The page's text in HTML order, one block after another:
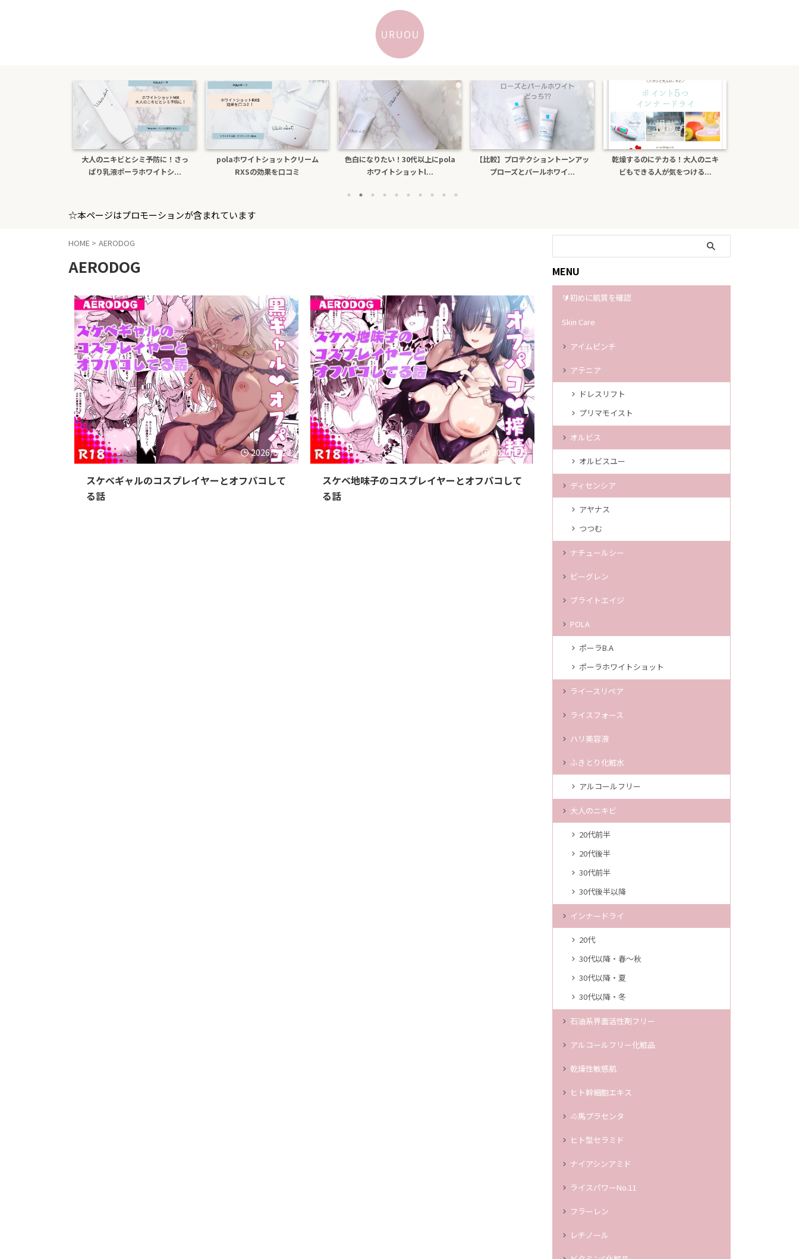
大人のニキビとシミ予防に！さっ
ぱり乳液ポーラホワイトシ...
polaホワイトショットクリーム
RXSの効果を口コミ
色白になりたい！30代以上にpola
ホワイトショットl...
【比較】プロテクショントーンアッ
プローズとパールホワイ...
乾燥するのにテカる！大人のニキ
ビもできる人が気をつける...
☆本ページはプロモーションが含まれています
HOME > AERODOG
AERODOG
2026/5/22
スケベギャルのコスプレイヤーとオフパコして
る話
2026/1/5
スケベ地味子のコスプレイヤーとオフパコして
る話
MENU
🔰初めに肌質を確認
Skin Care
アイムピンチ
アテニア
ドレスリフト
プリマモイスト
オルビス
オルビスユー
ディセンシア
アヤナス
つつむ
ナチュールシー
ビーグレン
ブライトエイジ
POLA
ポーラB.A
ポーラホワイトショット
ライースリペア
ライスフォース
ハリ美容液
ふきとり化粧水
アルコールフリー
大人のニキビ
20代前半
20代後半
30代前半
30代後半以降
インナードライ
20代
30代以降・春～秋
30代以降・夏
30代以降・冬
石油系界面活性剤フリー
アルコールフリー化粧品
乾燥性敏感肌
ヒト幹細胞エキス
🐴馬プラセンタ
ヒト型セラミド
ナイアシンアミド
ライスパワーNo.11
フラーレン
レチノール